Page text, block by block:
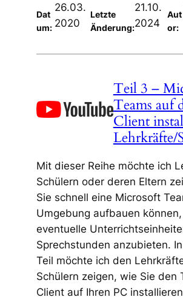
Dat
um:
26.03.
2020
Letzte
Änderung:
21.10.
2024
Aut
or:
Teil 3 –
Teams auf
Client
Lehrkräfte/
Mit dieser Reihe möchte ich
Schülern oder deren Eltern
Sie schnell eine Microsoft
Umgebung aufbauen
eventuelle
Sprechstunden anzubieten.
Teil möchte ich den
Schülern zeigen, wie Sie den
Client auf Ihren PC